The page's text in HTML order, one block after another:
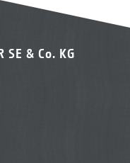
SE & Co. KG